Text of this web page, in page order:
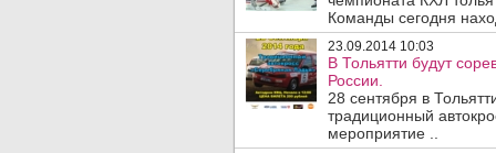
Команды сегодня
23.09.2014 10:03
В Тольятти будут
России.
28 сентября в
традиционный
мероприятие ..